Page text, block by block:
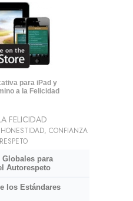
para iPad y
a la Felicidad
FELICIDAD
CONFIANZA
para
Autorespeto
los Estándares